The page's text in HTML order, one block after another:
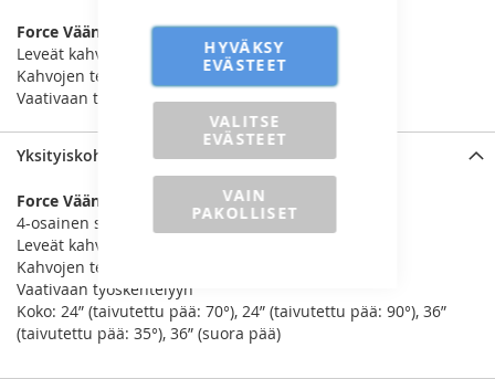
HYVÄKSY
EVÄSTEET
VALITSE
EVÄSTEET
VAIN
PAKOLLISET
Force Vääntörautasarja
Leveät kahvat mahdollistavat kaksikätisen käytön.
Kahvojen teksturoitu pinta takaa pitävän otteen.
Vaativaan työskentelyyn.
Yksityiskohdat
Force Vääntörautasarja
4-osainen sarja
Leveät kahvat mahdollistavat kaksikätisen käytön
Kahvojen teksturoitu pinta takaa pitävän otteen
Vaativaan työskentelyyn
Koko: 24” (taivutettu pää: 70°), 24” (taivutettu pää: 90°), 36”
(taivutettu pää: 35°), 36” (suora pää)